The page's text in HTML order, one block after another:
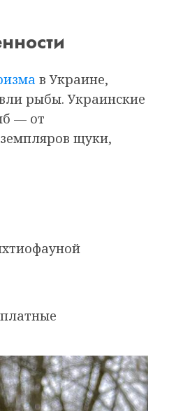
в Украине,
рыбы. Украинские
— от
щуки,